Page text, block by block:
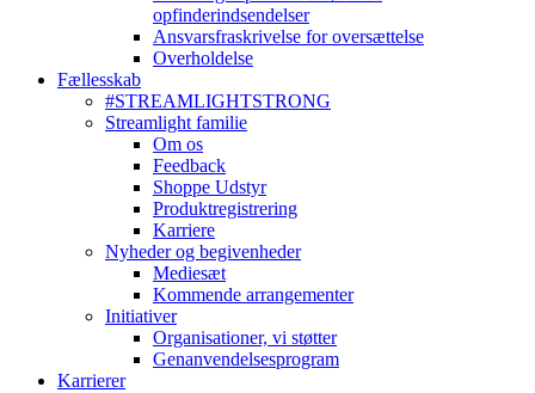
opfinderindsendelser
Ansvarsfraskrivelse for oversættelse
Overholdelse
Fællesskab
#STREAMLIGHTSTRONG
Streamlight familie
Om os
Feedback
Shoppe Udstyr
Produktregistrering
Karriere
Nyheder og begivenheder
Mediesæt
Kommende arrangementer
Initiativer
Organisationer, vi støtter
Genanvendelsesprogram
Karrierer